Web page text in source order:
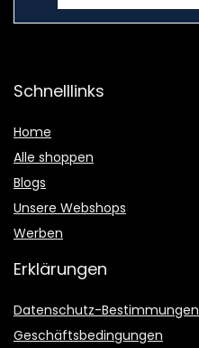
Schnelllinks
Home
Alle shoppen
Blogs
Unsere Webshops
Werben
Erklärungen
Datenschutz-Bestimmungen
Geschäftsbedingungen